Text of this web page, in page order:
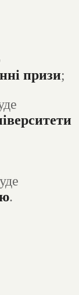
призи;
.